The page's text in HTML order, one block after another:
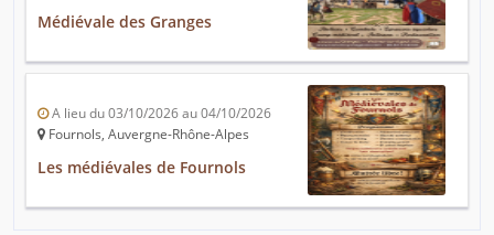
Médiévale des Granges
A lieu du 03/10/2026 au 04/10/2026
Fournols, Auvergne-Rhône-Alpes
Les médiévales de Fournols